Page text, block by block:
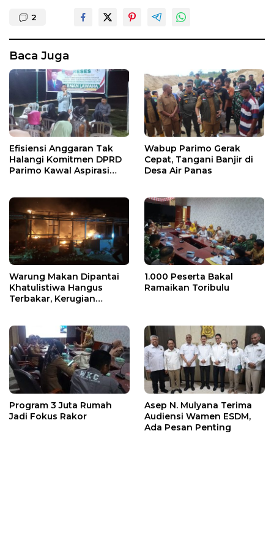
2
Baca Juga
Efisiensi Anggaran Tak
Halangi Komitmen DPRD
Parimo Kawal Aspirasi
Wabup Parimo Gerak
Cepat, Tangani Banjir di
Desa Air Panas
Warung Makan Dipantai
Khatulistiwa Hangus
Terbakar, Kerugian
1.000 Peserta Bakal
Ramaikan Toribulu
Program 3 Juta Rumah
Jadi Fokus Rakor
Asep N. Mulyana Terima
Audiensi Wamen ESDM,
Ada Pesan Penting